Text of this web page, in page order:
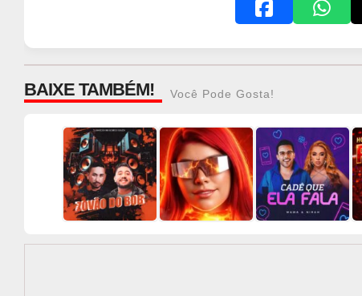
BAIXE TAMBÉM! Você Pode Gosta!